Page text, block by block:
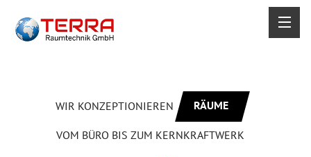
WIR KONZEPTIONIEREN RÄUME
VOM BÜRO BIS ZUM KERNKRAFTWERK